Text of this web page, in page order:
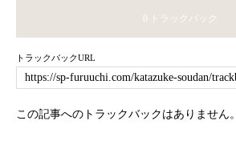
0 トラックバック
トラックバックURL
この記事へのトラックバックはありません。